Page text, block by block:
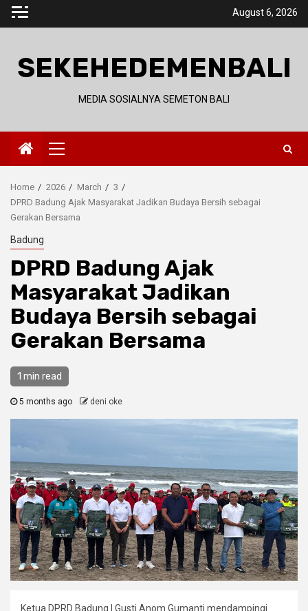
Skip
August 6, 2026
SEKEHEDEMENBALI
MEDIA SOSIALNYA SEMETON BALI
Primary
Menu
Home 2026 March
3
DPRD Badung Ajak Masyarakat Jadikan Budaya Bersih sebagai
Gerakan Bersama
Badung
DPRD Badung Ajak
Masyarakat Jadikan
Budaya Bersih sebagai
Gerakan Bersama
1 min read
5 months ago deni oke
Ketua DPRD Badung I Gusti Anom Gumanti mendampingi